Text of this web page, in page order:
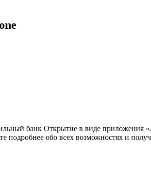
банк Открытие в виде приложения
подробнее обо всех возможностях и